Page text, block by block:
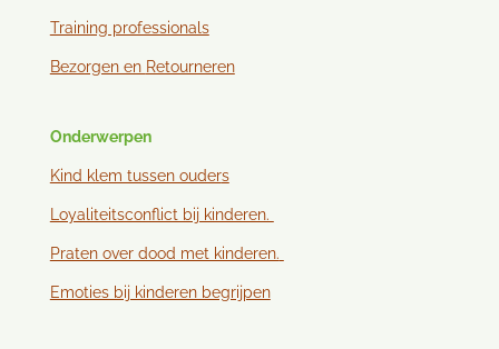
Training professionals
Bezorgen en Retourneren
Onderwerpen
Kind klem tussen ouders
Loyaliteitsconflict bij kinderen.
Praten over dood met kinderen.
Emoties bij kinderen begrijpen